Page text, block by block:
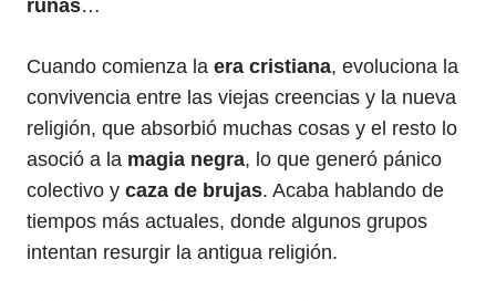
runas…
Cuando comienza la era cristiana, evoluciona la
convivencia entre las viejas creencias y la nueva
religión, que absorbió muchas cosas y el resto lo
asoció a la magia negra, lo que generó pánico
colectivo y caza de brujas. Acaba hablando de
tiempos más actuales, donde algunos grupos
intentan resurgir la antigua religión.